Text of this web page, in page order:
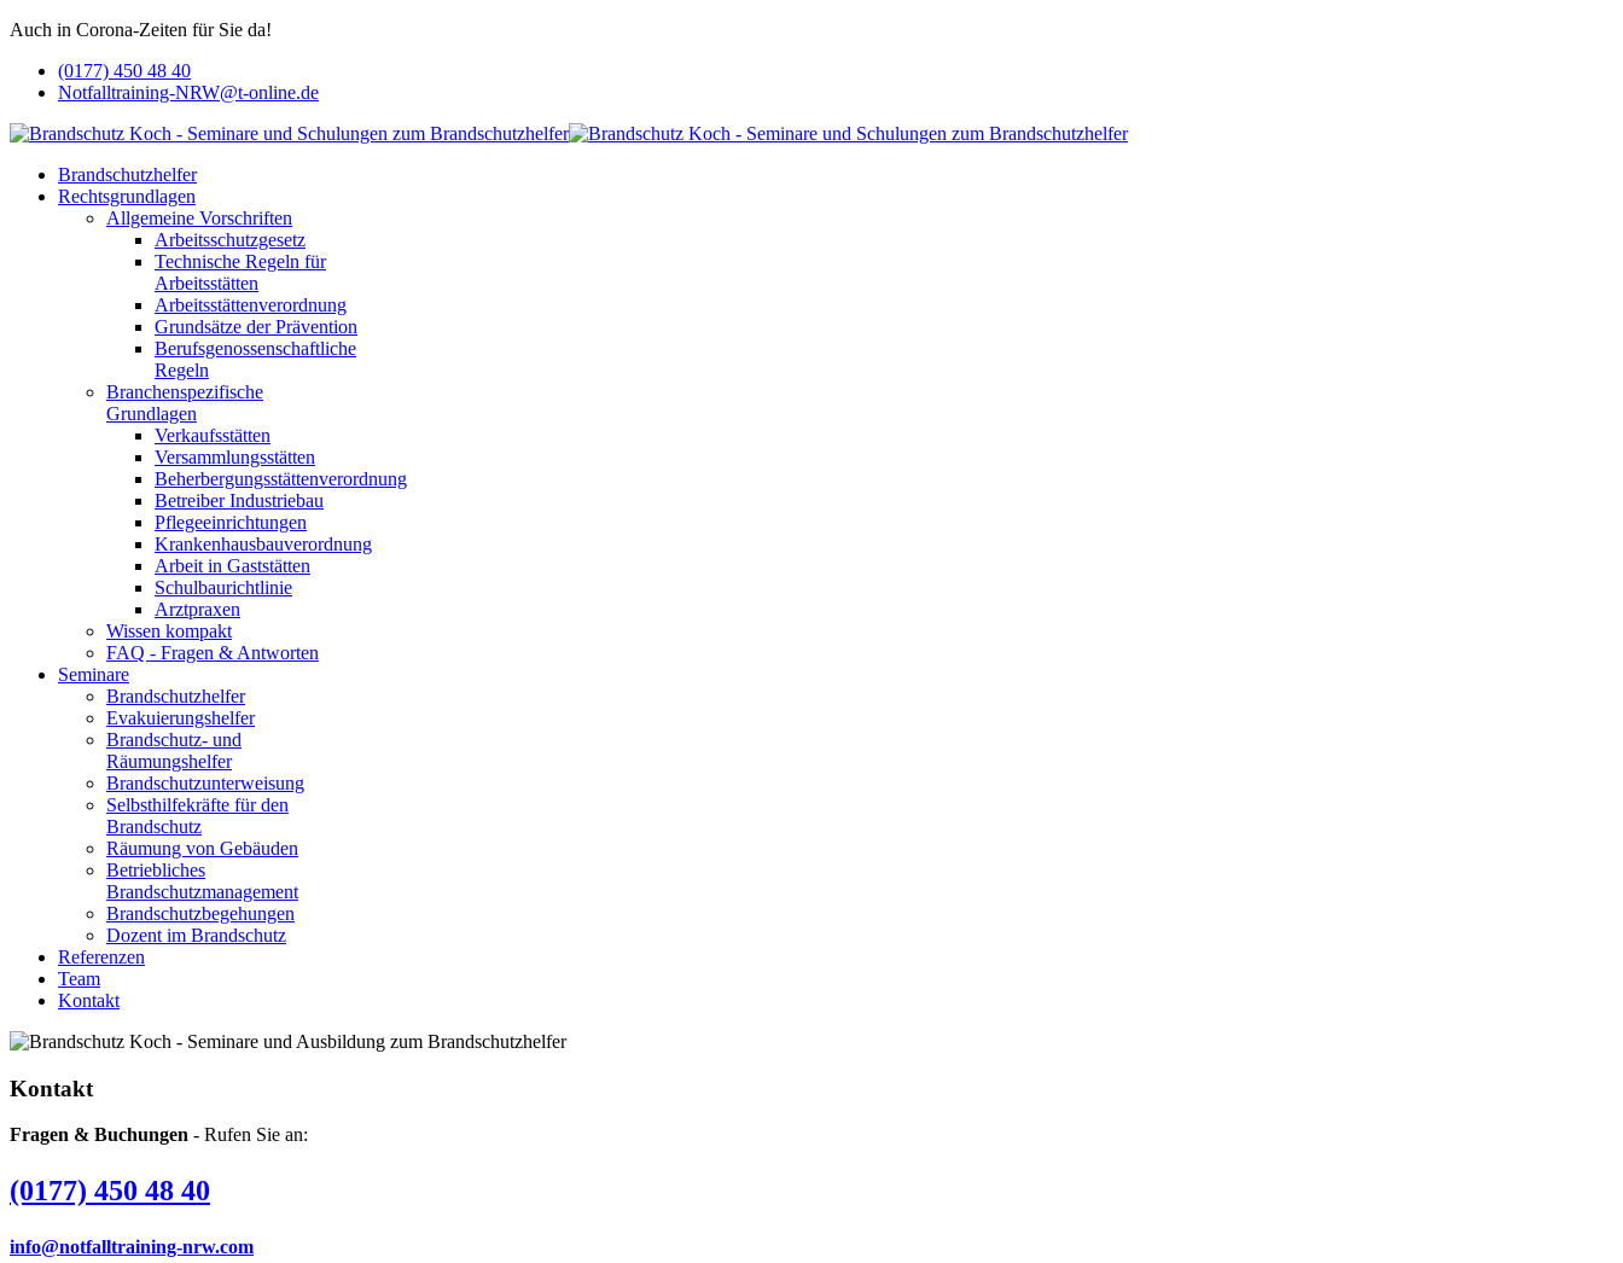
Auch in Corona-Zeiten für Sie da!
(0177) 450 48 40
Notfalltraining-NRW@t-online.de
Brandschutzhelfer
Rechtsgrundlagen
Allgemeine Vorschriften
Arbeitsschutzgesetz
Technische Regeln für
Arbeitsstätten
Arbeitsstättenverordnung
Grundsätze der Prävention
Berufsgenossenschaftliche
Regeln
Branchenspezifische
Grundlagen
Verkaufsstätten
Versammlungsstätten
Beherbergungsstättenverordnung
Betreiber Industriebau
Pflegeeinrichtungen
Krankenhausbauverordnung
Arbeit in Gaststätten
Schulbaurichtlinie
Arztpraxen
Wissen kompakt
FAQ - Fragen & Antworten
Seminare
Brandschutzhelfer
Evakuierungshelfer
Brandschutz- und
Räumungshelfer
Brandschutzunterweisung
Selbsthilfekräfte für den
Brandschutz
Räumung von Gebäuden
Betriebliches
Brandschutzmanagement
Brandschutzbegehungen
Dozent im Brandschutz
Referenzen
Team
Kontakt
Kontakt
Fragen & Buchungen - Rufen Sie an:
(0177) 450 48 40
info@notfalltraining-nrw.com